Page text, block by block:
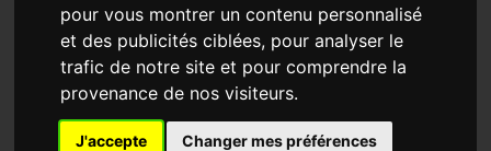
pour vous montrer un contenu personnalisé
et des publicités ciblées, pour analyser le
trafic de notre site et pour comprendre la
provenance de nos visiteurs.
J'accepte Changer mes préférences